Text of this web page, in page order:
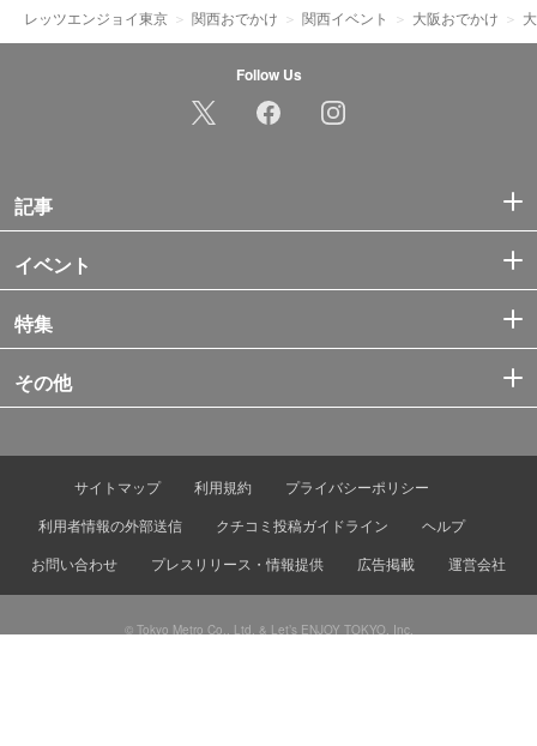
レッツエンジョイ東京 関西おでかけ 関西イベント 大阪おでかけ
Follow Us
記事
イベント
特集
その他
サイトマップ 利用規約
プライバシーポリシー
利用者情報の外部送信
クチコミ投稿ガイドライン
ヘルプ
お問い合わせ
プレスリリース・情報提供 広告掲載 運営会社
© Tokyo Metro Co., Ltd. & Let’s ENJOY TOKYO, Inc.